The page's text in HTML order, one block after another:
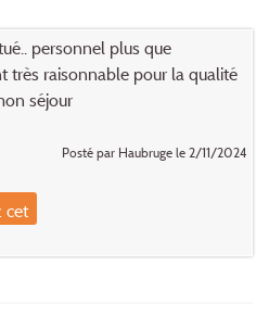
personnel plus que
très raisonnable pour la qualité
séjour
Posté par Haubruge le 2/11/2024
cet